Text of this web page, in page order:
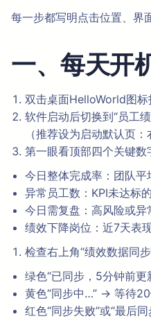
每一步都写明点击位置、界
一、每天开
双击桌面HelloWorld图标
软件启动后切换到“员工
（推荐设为启动默认页
第一眼看顶部四个关键数
今日整体完成率：团队平
异常员工数：KPI未达标
今日需复盘：高风险或异
绩效下降岗位：近7天表
检查右上角“绩效数据同步
绿色“已同步，5分钟前
黄色“同步中…” → 等待
红色“同步失败”或“最后